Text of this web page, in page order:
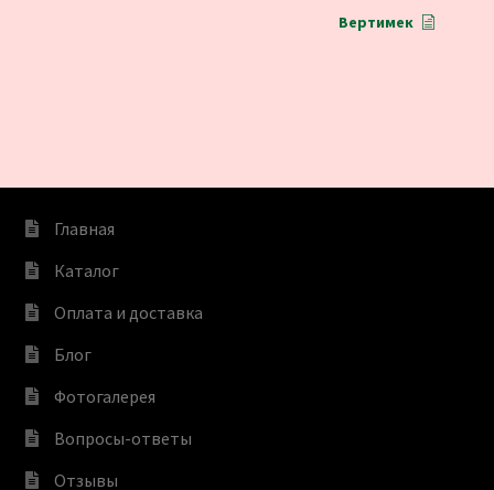
Вертимек
Главная
Каталог
Оплата и доставка
Блог
Фотогалерея
Вопросы-ответы
Отзывы